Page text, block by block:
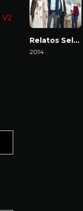
V2
Relatos Selvagens
2014